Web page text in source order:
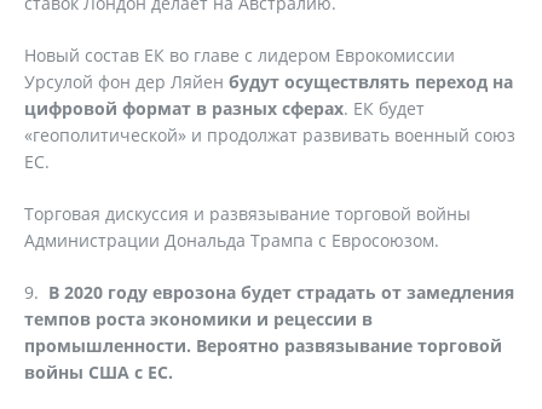
Новый состав ЕК во главе с лидером Еврокомиссии
Урсулой фон дер Ляйен будут осуществлять переход на
цифровой формат в разных сферах. ЕК будет
«геополитической» и продолжат развивать военный союз
ЕС.
Торговая дискуссия и развязывание торговой войны
Администрации Дональда Трампа с Евросоюзом.
9. В 2020 году еврозона будет страдать от замедления
темпов роста экономики и рецессии в
промышленности. Вероятно развязывание торговой
войны США с ЕС.